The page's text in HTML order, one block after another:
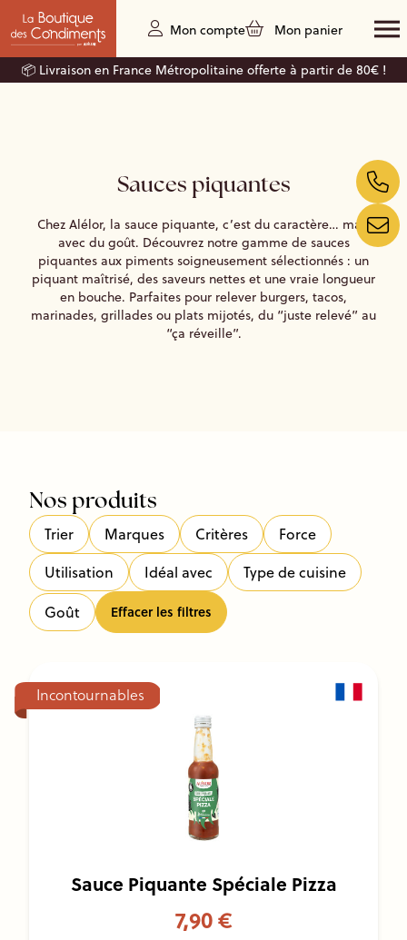
Mon compte Mon panier
📦 Livraison en France Métropolitaine offerte à partir de 80€ !
Sauces piquantes
Chez Alélor, la sauce piquante, c’est du caractère… mais
avec du goût. Découvrez notre gamme de sauces
piquantes aux piments soigneusement sélectionnés : un
piquant maîtrisé, des saveurs nettes et une vraie longueur
en bouche. Parfaites pour relever burgers, tacos,
marinades, grillades ou plats mijotés, du “juste relevé” au
“ça réveille”.
Nos produits
Trier Marques Critères
Force
Utilisation
Idéal avec
Type de cuisine
Goût
Effacer les filtres
Incontournables
Sauce Piquante Spéciale Pizza
7,90 €